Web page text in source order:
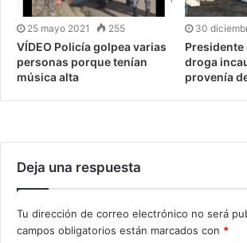
25 mayo 2021 255
VÍDEO Policía golpea varias
personas porque tenían
música alta
30
Presidente
droga
provenía
Deja una respuesta
Tu dirección de correo electrónico no será
campos obligatorios están marcados con *